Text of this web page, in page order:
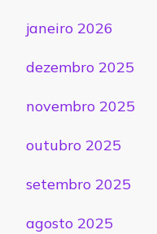
janeiro 2026
dezembro 2025
novembro 2025
outubro 2025
setembro 2025
agosto 2025